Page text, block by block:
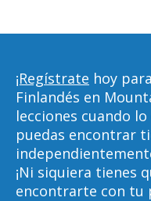
¡Regístrate hoy
Finlandés en
lecciones cuando
puedas encontrar
¡Ni siquiera tienes
encontrarte con tu